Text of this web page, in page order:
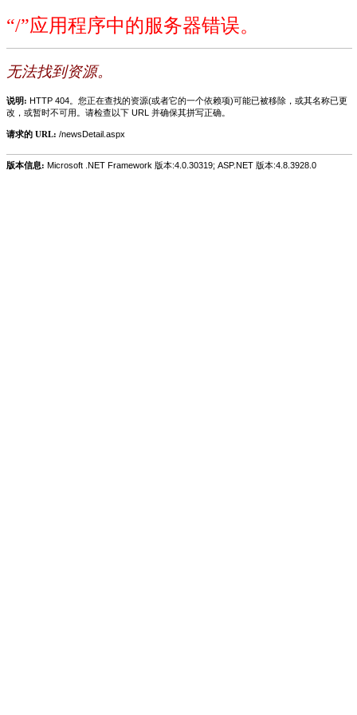
“/”应用程序中的服务器错误。
无法找到资源。
说明: HTTP 404。您正在查找的资源(或者它的一个依赖项)可能已被移除，或其名称已更
改，或暂时不可用。请检查以下 URL 并确保其拼写正确。
请求的 URL: /newsDetail.aspx
版本信息: Microsoft .NET Framework 版本:4.0.30319; ASP.NET 版本:4.8.3928.0